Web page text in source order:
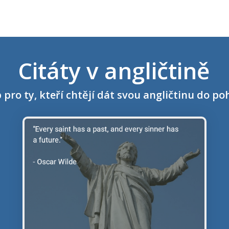
Citáty v angličtině
pro ty, kteří chtějí dát svou angličtinu do